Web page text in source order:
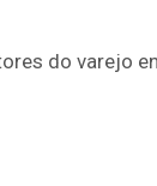
do varejo